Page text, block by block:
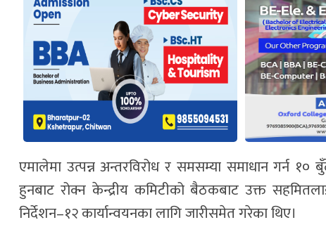
एमालेमा उत्पन्न अन्तरविरोध र समसम्या समाधान गर्न
हुनबाट रोक्न केन्द्रीय कमिटीको बैठकबाट उक्त
निर्देशन–१२ कार्यान्वयनका लागि जारीसमेत गरेका थिए।